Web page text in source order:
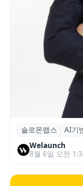
솔로몬랩
절세 전략
솔로몬랩스 AI기
Welaunch
8월 6일 오전